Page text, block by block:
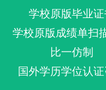
学校原版毕业证
学校原版成绩单扫
比一仿制
国外学历学位认